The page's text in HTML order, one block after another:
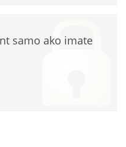
samo ako imate